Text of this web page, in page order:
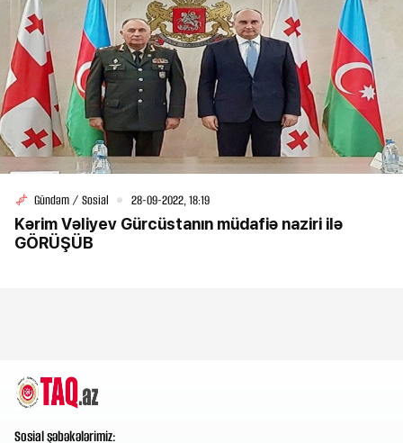
Gündəm / Sosial 28-09-2022, 18:19
Kərim Vəliyev Gürcüstanın müdafiə naziri ilə
GÖRÜŞÜB
Sosial şəbəkələrimiz: